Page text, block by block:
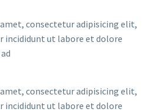
consectetur adipisicing elit,
incididunt ut labore et dolore
consectetur adipisicing elit,
incididunt ut labore et dolore